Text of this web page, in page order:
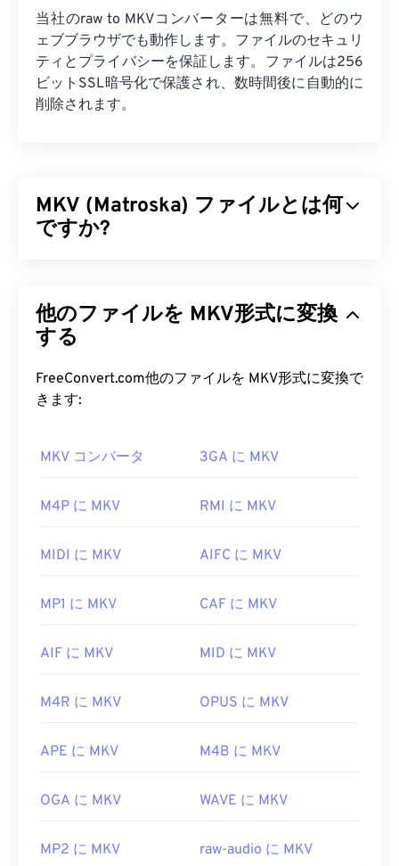
当社のraw to MKVコンバーターは無料で、どのウ
ェブブラウザでも動作します。ファイルのセキュリ
ティとプライバシーを保証します。ファイルは256
ビットSSL暗号化で保護され、数時間後に自動的に
削除されます。
MKV (Matroska) ファイルとは何
ですか?
ァイルを保存できる、無料のオープンソースコンテ
ナ規格です。オープンソースであるため、ユーザー
イズできます。名前は「マトリョーシカ」人形に由
来しています。マトリョーシカ人形は、サイズが小
ばいいですか?
MKVファイルを開く最良の方法は、VLCメディア
プレーヤー
を使用することです。このメディアプレ
ラットフォームと互換性があります。MKVは業界
ポートされない可能性があるため、この点は重要で
さらに、MKVはファイルサイズを圧縮するための
なり大きくなる可能性があります。そのため、
したメディアプレーヤーと互換性のある適切なコー
デックをダウンロードする方法があります。そのた
Combined Community Codec Pack（CCCP）
他のファイルを MKV形式に変換
する
FreeConvert.com他のファイルを MKV形式に変換で
きます:
MKV コンバータ 3GA に MKV
M4P に MKV RMI に MKV
MIDI に MKV AIFC に MKV
MP1 に MKV CAF に MKV
AIF に MKV MID に MKV
M4R に MKV OPUS に MKV
APE に MKV M4B に MKV
OGA に MKV WAVE に MKV
MP2 に MKV raw-audio に MKV